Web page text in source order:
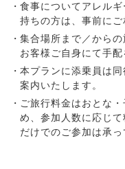
食事についてアレル
持ちの方は、事前にご
集合場所まで／からの
お客様ご自身にて手配
本プランに添乗員は
案内いたします。
ご旅行料金はおとな
め、参加人数に応じ
だけでのご参加は承っ